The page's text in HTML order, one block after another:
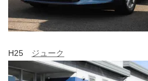
H25 ジューク